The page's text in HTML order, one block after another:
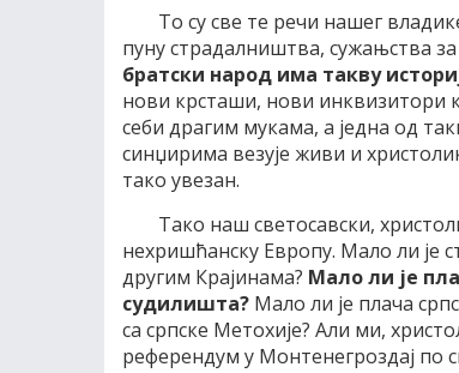
То су све те речи нашег
пуну страдалништва, сужањства за
братски народ има такву
нови крсташи, нови инквизитори
себи драгим мукама, а једна од
синџирима везује живи и
тако увезан.
Тако наш светосавски,
нехришћанску Европу. Мало ли је
другим Крајинама? Мало ли је
судилишта? Мало ли је плача
са српске Метохије? Али ми,
референдум у Монтенегроздај по